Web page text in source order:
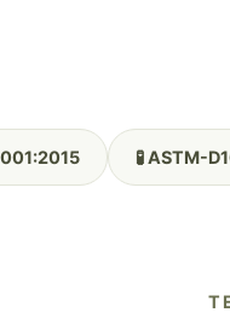
🧪 ASTM-